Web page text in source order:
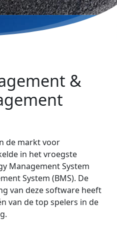
&
de markt voor
in het vroegste
Management System
System (BMS). De
van deze software heeft
van de top spelers in de